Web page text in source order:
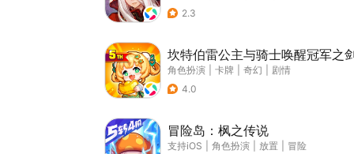
2.3
坎特伯雷公主与骑士唤醒冠军之
角色扮演 卡牌 奇幻
剧情
4.0
冒险岛：枫之传说
支持iOS 角色扮演 放置
冒险